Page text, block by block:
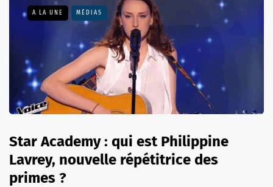
A LA UNE MÉDIAS
Star Academy : qui est Philippine
Lavrey, nouvelle répétitrice des
primes ?